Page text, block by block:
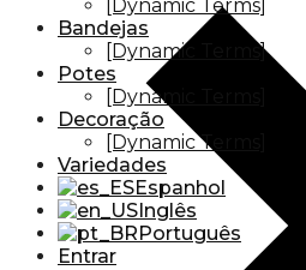
[Dynamic Terms]
Bandejas
[Dynamic Terms]
Potes
[Dynamic Terms]
Decoração
[Dynamic Terms]
Variedades
Espanhol
Inglês
Português
Entrar